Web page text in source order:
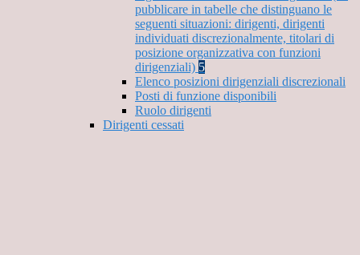
pubblicare in tabelle che distinguano le
seguenti situazioni: dirigenti, dirigenti
individuati discrezionalmente, titolari di
posizione organizzativa con funzioni
dirigenziali) 5
Elenco posizioni dirigenziali discrezionali
Posti di funzione disponibili
Ruolo dirigenti
Dirigenti cessati